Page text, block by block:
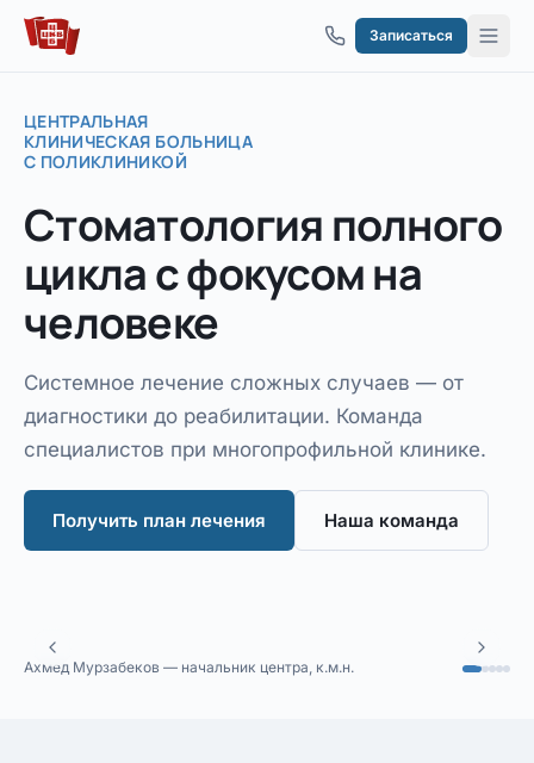
Перейти к содержимому
Записаться
ЦЕНТРАЛЬНАЯ
КЛИНИЧЕСКАЯ БОЛЬНИЦА
С ПОЛИКЛИНИКОЙ
Стоматология полного
циклас фокусом на
человеке
Системное лечение сложных случаев — от
диагностики до реабилитации. Команда
специалистов при многопрофильной клинике.
Получить план лечения Наша команда
Ахмед Мурзабеков — начальник центра, к.м.н.